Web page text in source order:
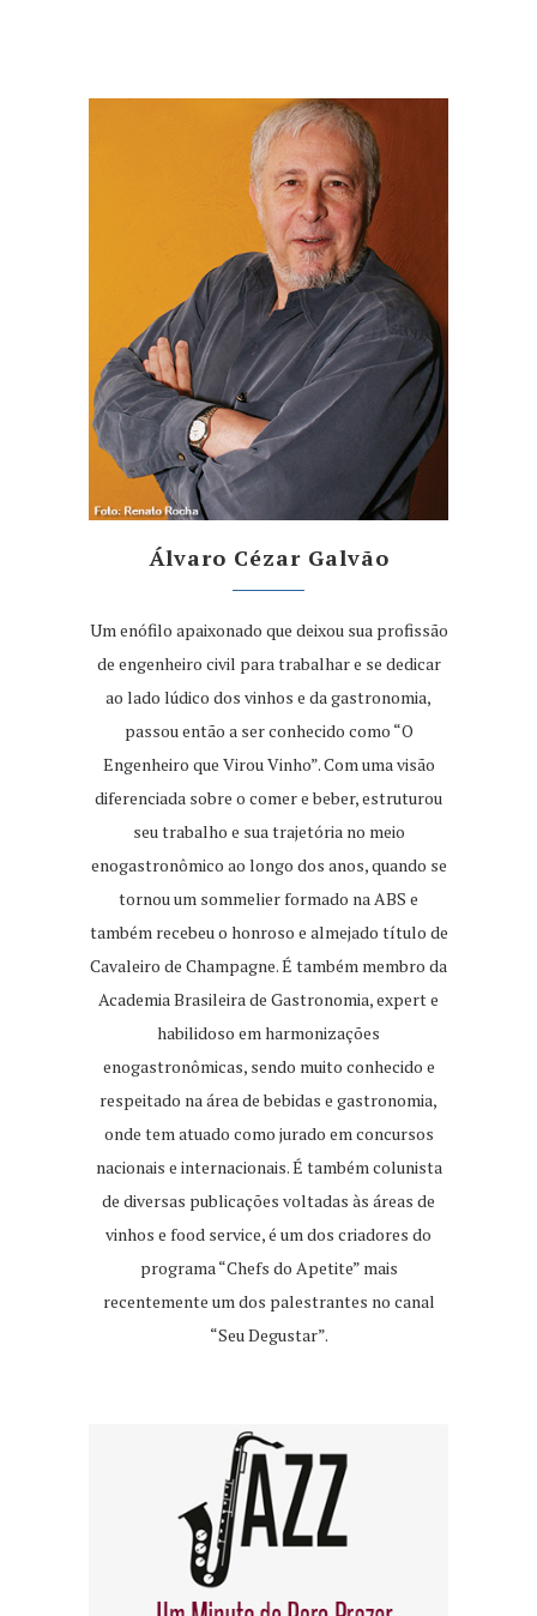
Álvaro Cézar Galvão
Um enófilo apaixonado que deixou sua profissão
de engenheiro civil para trabalhar e se dedicar
ao lado lúdico dos vinhos e da gastronomia,
passou então a ser conhecido como “O
Engenheiro que Virou Vinho”. Com uma visão
diferenciada sobre o comer e beber, estruturou
seu trabalho e sua trajetória no meio
enogastronômico ao longo dos anos, quando se
tornou um sommelier formado na ABS e
também recebeu o honroso e almejado título de
Cavaleiro de Champagne. É também membro da
Academia Brasileira de Gastronomia, expert e
habilidoso em harmonizações
enogastronômicas, sendo muito conhecido e
respeitado na área de bebidas e gastronomia,
onde tem atuado como jurado em concursos
nacionais e internacionais. É também colunista
de diversas publicações voltadas às áreas de
vinhos e food service, é um dos criadores do
programa “Chefs do Apetite” mais
recentemente um dos palestrantes no canal
“Seu Degustar”.